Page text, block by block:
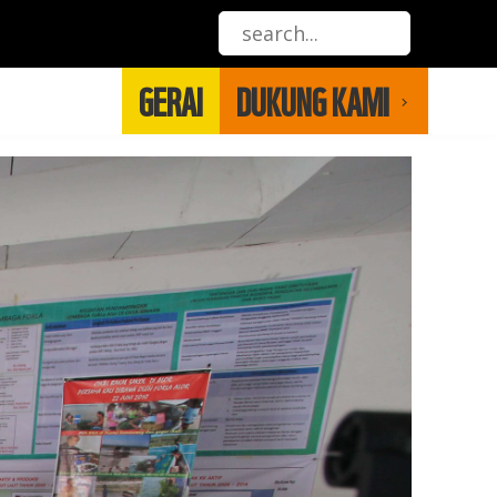
GERAI DUKUNG KAMI